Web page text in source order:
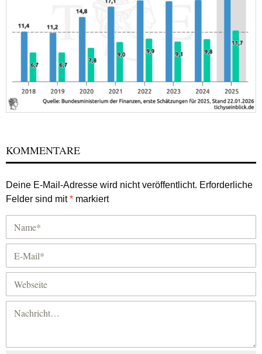
KOMMENTARE
Deine E-Mail-Adresse wird nicht veröffentlicht. Erforderliche
Felder sind mit* markiert